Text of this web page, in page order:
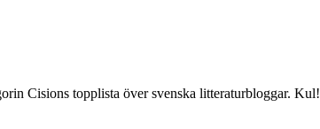
Cisions topplista över svenska litteraturbloggar. Kul!